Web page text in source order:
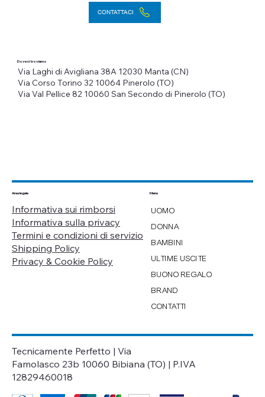
CONTATTACI
Dove ci troviamo
Via Laghi di Avigliana 38A 12030 Manta (CN)
Via Val Pellice 82 10060 San Secondo di Pinerolo (TO)
Via Corso Torino 32 10064 Pinerolo (TO)
Area legale
Informativa sui rimborsi
Informativa sulla privacy
Termini e condizioni di servizio
Shipping Policy
Privacy & Cookie Policy
Menu
UOMO
DONNA
BAMBINI
ULTIME USCITE
BUONO REGALO
BRAND
CONTATTI
Tecnicamente Perfetto | Via
Famolasco 23b 10060 Bibiana (TO) | P.IVA
12829460018